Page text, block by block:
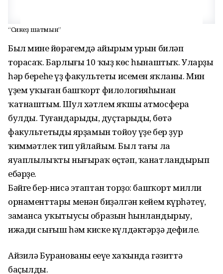
“Сикһеҙ шатмын”
Был минең йөрәгемдә айырым урын биләп
торасаҡ. Барлығы 10 ҡыҙ көс һынаштыҡ. Уларҙың
һәр береһе үҙ факультеты исемен яҡланы. Мин
үҙем уҡыған башҡорт филологияһынан
ҡатнаштым. Шул хәтлем яҡшы атмосфера
булды. Туғандарыңдың, дуҫтарыңдың, бөтә
факультетыңдың ярҙамын тойоу үҙе бер ҙур
ҡиммәтлек тип уйлайым. Был тағы ла
яуаплылыҡты нығыраҡ өҫтәп, ҡанатландырып
ебәрҙе.
Бәйге бер-нисә этаптан торҙо: башҡорт милли
орнаменттары менән биҙәлгән кейем күрһәтеү,
заманса уҡытыусы образын һынландырыу,
ижади сығыш һәм киске күлдәктәрҙә дефиле.
Айзилә Буранованың еңеүе хаҡында гәзиттә
баҫылды.